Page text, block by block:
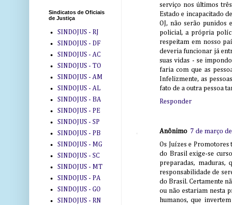
serviço nos últimos
Estado e incapacitado
OJ, não serão punidos
policial, a própria
respeitam em nosso
deveria funcionar já
suas vidas - se
faria com que as
Infelizmente, as
fato de a outra pessoa
Responder
Anônimo 7 de março
Os Juízes e Promotores
do Brasil exige-se
preparadas, maduras,
responsabilidade de
do Brasil. Certamente
ou não estariam nesta
humanos, que
Sindicatos de Oficiais
de Justiça
SINDOJUS - RJ
SINDOJUS - DF
SINDOJUS - AC
SINDOJUS - TO
SINDOJUS - AM
SINDOJUS - AL
SINDOJUS - BA
SINDOJUS - PE
SINDOJUS - SP
SINDOJUS - PB
SINDOJUS - MG
SINDOJUS - SC
SINDOJUS - MT
SINDOJUS - PA
SINDOJUS - GO
SINDOJUS - RN